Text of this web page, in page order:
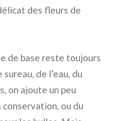
des fleurs de
de base reste toujours
de l’eau, du
on ajoute un peu
conservation, ou du